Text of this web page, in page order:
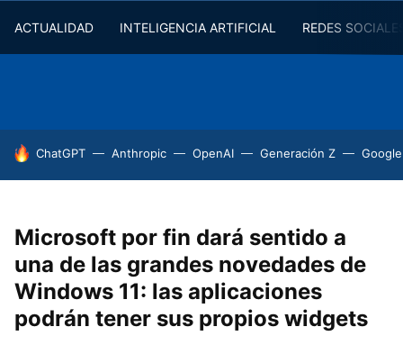
ACTUALIDAD INTELIGENCIA ARTIFICIAL REDES
HOY SE HABLA DE
ChatGPT Anthropic OpenAI Generación Z
Microsoft por fin dará sentido a
una de las grandes novedades de
Windows 11: las aplicaciones
podrán tener sus propios widgets